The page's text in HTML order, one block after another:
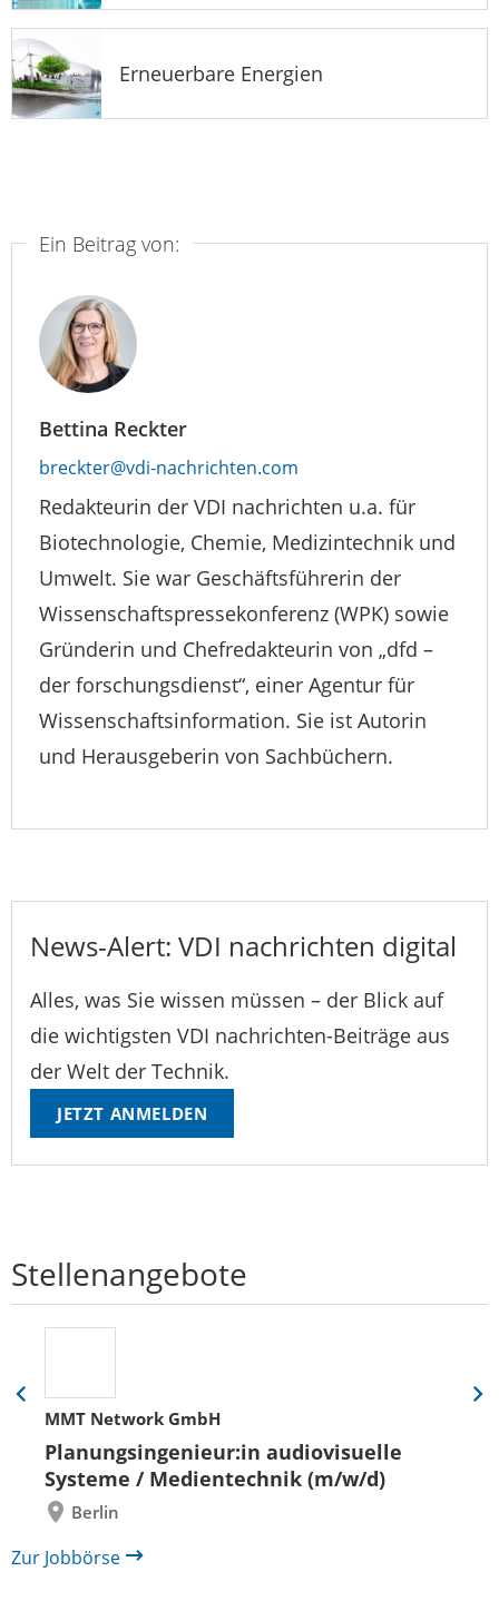
Erneuerbare Energien
Ein Beitrag von:
Bettina Reckter
breckter@vdi-nachrichten.com
Redakteurin der VDI nachrichten u.a. für
Biotechnologie, Chemie, Medizintechnik und
Umwelt. Sie war Geschäftsführerin der
Wissenschaftspressekonferenz (WPK) sowie
Gründerin und Chefredakteurin von „dfd –
der forschungsdienst“, einer Agentur für
Wissenschaftsinformation. Sie ist Autorin
und Herausgeberin von Sachbüchern.
News-Alert: VDI nachrichten digital
Alles, was Sie wissen müssen – der Blick auf
die wichtigsten VDI nachrichten-Beiträge aus
der Welt der Technik.
JETZT ANMELDEN
Stellenangebote
MMT Network GmbH
Planungsingenieur:in audiovisuelle
Systeme / Medientechnik (m/w/d)
Berlin
Eine
Folie
zurück
Eine
Zur Jobbörse